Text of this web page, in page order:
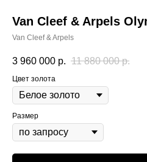
Van Cleef & Arpels
Van Cleef & Arpels
3 960 000 р. 11 880 000 р.
Цвет золота
Размер